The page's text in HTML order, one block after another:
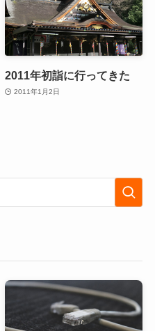
2011年初詣に行ってきた
2011年1月2日